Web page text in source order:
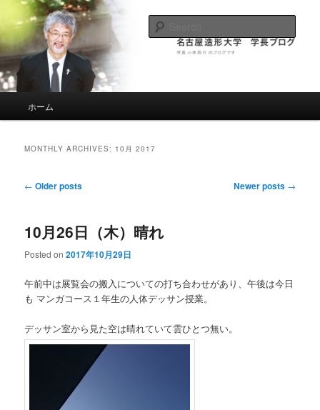
名古屋造形大学 元学長小林亮介ブロ
名古屋造形大学の元学長、小林亮介のブログです。
Skip
Skip
ホーム
MONTHLY ARCHIVES: 10月 2017
Post
← Older posts Newer posts →
10月26日（木）晴れ
Posted on2017年10月29日
午前中は展覧会の搬入についての打ち合わせがあり、午後は今日
も マンガコース１年生の人体デッサン授業。
デッサン室から見た空は晴れていて雲ひとつ無い。